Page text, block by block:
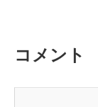
コメント